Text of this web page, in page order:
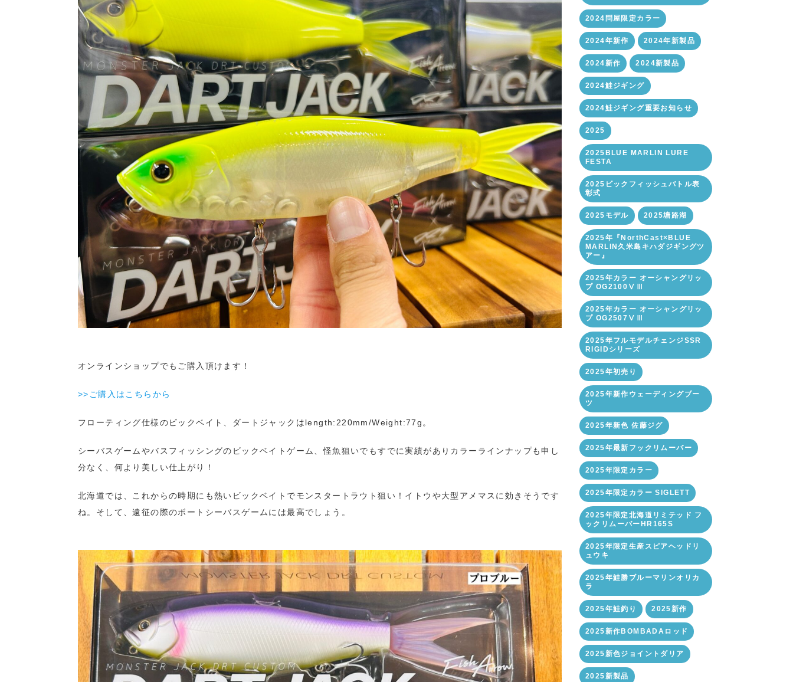
オンラインショップでもご購入頂けます！
>>ご購入はこちらから
フローティング仕様のビックベイト、ダートジャックはlength:220mm/Weight:77g。
シーバスゲームやバスフィッシングのビックベイトゲーム、怪魚狙いでもすでに実績がありカラーラインナップも申し
分なく、何より美しい仕上がり！
北海道では、これからの時期にも熱いビックベイトでモンスタートラウト狙い！イトウや大型アメマスに効きそうです
ね。そして、遠征の際のボートシーバスゲームには最高でしょう。
2024問屋限定カラー
2024年新作 2024年新製品
2024新作 2024新製品
2024鮭ジギング
2024鮭ジギング重要お知らせ
2025
2025BLUE MARLIN LURE
FESTA
2025ビックフィッシュバトル表
彰式
2025モデル 2025塘路湖
2025年『NorthCast×BLUE
MARLIN久米島キハダジギングツ
アー』
2025年カラー オーシャングリッ
プ OG2100ⅤⅢ
2025年カラー オーシャングリッ
プ OG2507ⅤⅢ
2025年フルモデルチェンジSSR
RIGIDシリーズ
2025年初売り
2025年新作ウェーディングブー
ツ
2025年新色 佐藤ジグ
2025年最新フックリムーバー
2025年限定カラー
2025年限定カラー SIGLETT
2025年限定北海道リミテッド フ
ックリムーバーHR165S
2025年限定生産スピアヘッドリ
ュウキ
2025年鮭勝ブルーマリンオリカ
ラ
2025年鮭釣り 2025新作
2025新作BOMBADAロッド
2025新色ジョイントダリア
2025新製品